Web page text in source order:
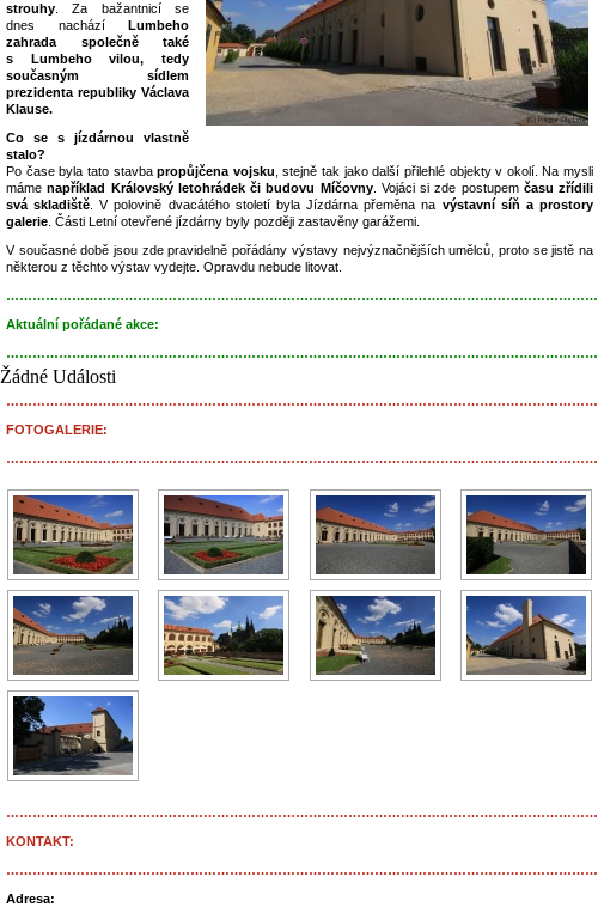
strouhy . Za bažantnicí se
dnes nachází Lumbeho
zahrada společně také
s Lumbeho vilou, tedy
současným sídlem
prezidenta republiky Václava
Klause.
Co se s jízdárnou vlastně
stalo?
Po čase byla tato stavbapropůjčena vojsku , stejně tak jako další přilehlé objekty v okolí. Na mysli
mámenapříklad Královský letohrádek či budovu Míčovny. Vojáci si zde postupem času zřídili
svá skladiště . V polovině dvacátého století byla Jízdárna přeměna na výstavní síň a prostory
galerie . Části Letní otevřené jízdárny byly později zastavěny garážemi.
V současné době jsou zde pravidelně pořádány výstavy nejvýznačnějších umělců, proto se jistě na
některou z těchto výstav vydejte. Opravdu nebude litovat.
………………………………………………………………………………………………………………………
Aktuální pořádané akce:
………………………………………………………………………………………………………………………
Žádné Události
………………………………………………………………………………………………………………………
FOTOGALERIE:
………………………………………………………………………………………………………………………
………………………………………………………………………………………………………………………
KONTAKT:
………………………………………………………………………………………………………………………
Adresa: